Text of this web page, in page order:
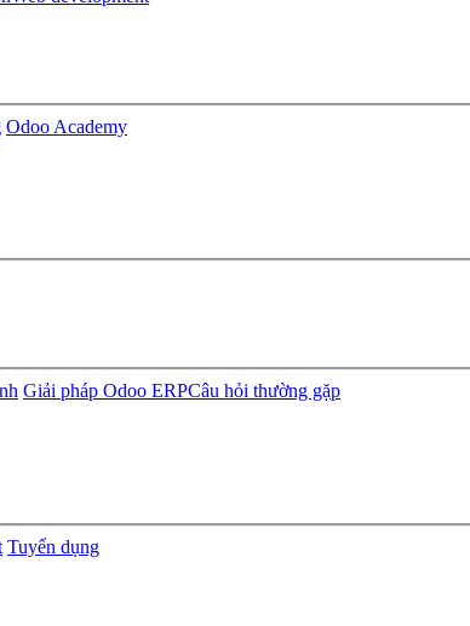
Odoo Academy
Giải pháp Odoo ERPCâu hỏi thường gặp
Tuyển dụng